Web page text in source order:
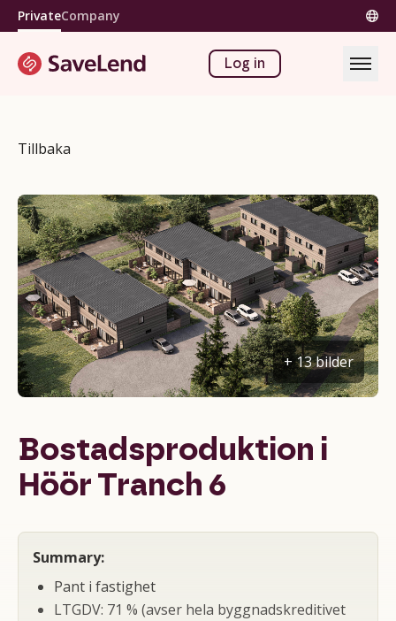
PrivateCompany
Log in
Tillbaka
Bostadsproduktion i
Höör Tranch 6
Summary:
Pant i fastighet
LTGDV: 71 % (avser hela byggnadskreditivet